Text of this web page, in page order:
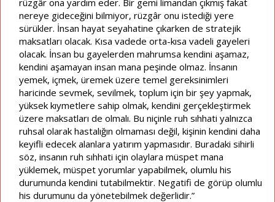
nereye gideceğini bilmiyor, rüzgâr onu istediği yere
sürükler. İnsan hayat seyahatine çıkarken de stratejik
maksatları olacak. Kısa vadede orta-kısa vadeli gayeleri
olacak. İnsan bu gayelerden mahrumsa kendini aşamaz,
kendini aşamayan insan mana peşinde olmaz. İnsanın
yemek, içmek, üremek üzere temel gereksinimleri
haricinde sevmek, sevilmek, toplum için bir şey yapmak,
yüksek kıymetlere sahip olmak, kendini gerçekleştirmek
üzere maksatları de olmalı. Bu niçinle ruh sıhhati yalnızca
ruhsal olarak hastalığın olmaması değil, kişinin kendini daha
keyifli edecek alanlara yatırım yapmasıdır. Buradaki sihirli
söz, insanın ruh sıhhati için olaylara müspet mana
yüklemek, müspet yorumlar yapabilmek, olumlu his
durumunda kendini tutabilmektir. Negatifi de görüp olumlu
his durumunu da yönetebilmek değerlidir.”